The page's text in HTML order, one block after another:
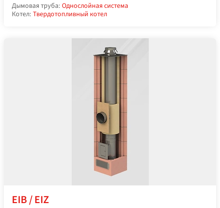
Дымовая труба: Однослойная система
Котел: Твердотопливный котел
EIB / EIZ